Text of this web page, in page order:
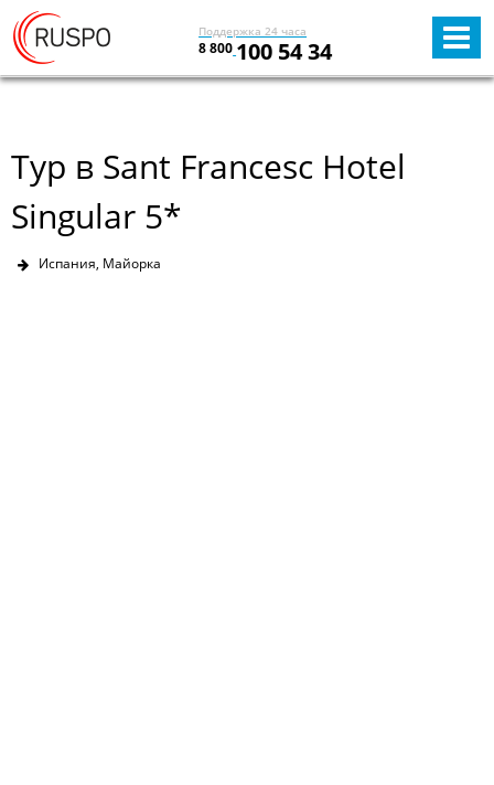
Поддержка 24 часа
8 800 100 54 34
Тур в Sant Francesc Hotel
Singular 5*
Испания, Майорка